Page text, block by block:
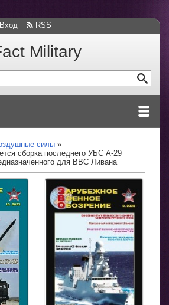
Вход RSS
Military
силы
сборка последнего УБС A-29
для ВВС Ливана